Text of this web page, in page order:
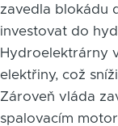
zavedla blokádu
investovat do
Hydroelektrárny
elektřiny, což
Zároveň vláda
spalovacím